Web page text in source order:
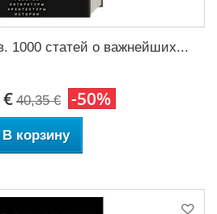
1000 статей о важнейших...
40,35 € -50%
В корзину